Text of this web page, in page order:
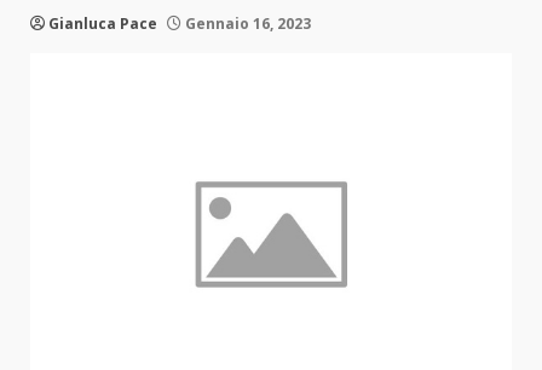
Gianluca Pace Gennaio 16, 2023